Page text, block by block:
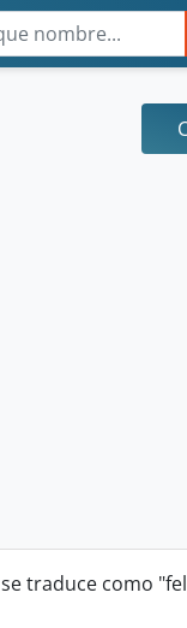
traduce como